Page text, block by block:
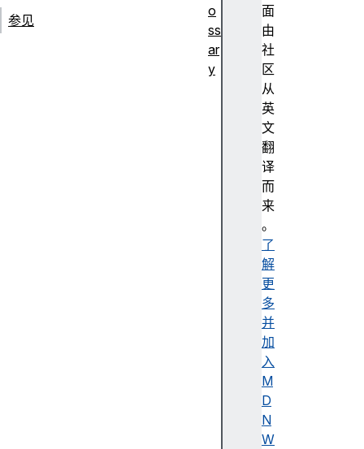
面
由
社
区
从
英
文
翻
译
而
来
。
了
解
更
多
并
加
入
M
D
N
W
参见
o
ss
ar
y